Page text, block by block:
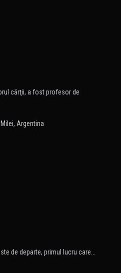
cărţii, a fost profesor de
de departe, primul lucru care…